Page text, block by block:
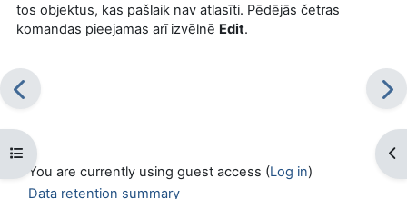
Open course index
tos objektus, kas pašlaik nav atlasīti. Pēdējās četras
komandas pieejamas arī izvēlnē Edit.
You are currently using guest access (Log in)
Data retention summary